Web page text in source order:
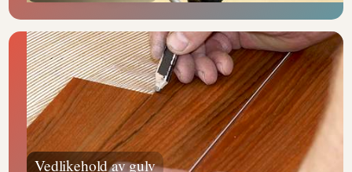
Vedlikehold av gulv